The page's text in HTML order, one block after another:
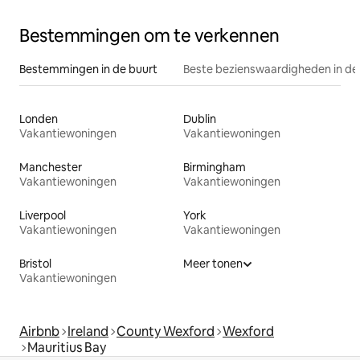
Bestemmingen om te verkennen
Bestemmingen in de buurt Beste bezienswaardigheden in
Londen
Vakantiewoningen
Dublin
Vakantiewoningen
Manchester
Vakantiewoningen
Birmingham
Vakantiewoningen
Liverpool
Vakantiewoningen
York
Vakantiewoningen
Bristol
Vakantiewoningen
Meer tonen
Airbnb Ireland County Wexford Wexford
Mauritius Bay